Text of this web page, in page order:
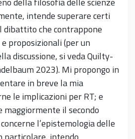
intende superare certi
che contrappone
proposizionali (per un
discussione, si veda Quilty-
2023). Mi propongo in
in breve la mia
le implicazioni per RT; e
maggiormente il secondo
l’epistemologia delle